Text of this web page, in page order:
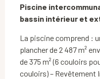
Piscine
bassin intérieur et
La piscine comprend :
plancher de 2 487 m²
de 375 m² (6 couloirs
couloirs) – Revêtement